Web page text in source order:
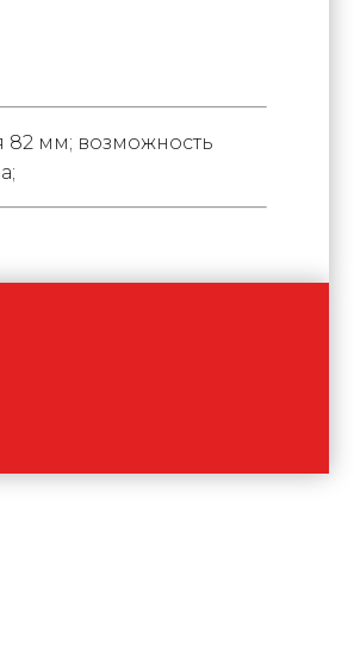
82 мм; возможность